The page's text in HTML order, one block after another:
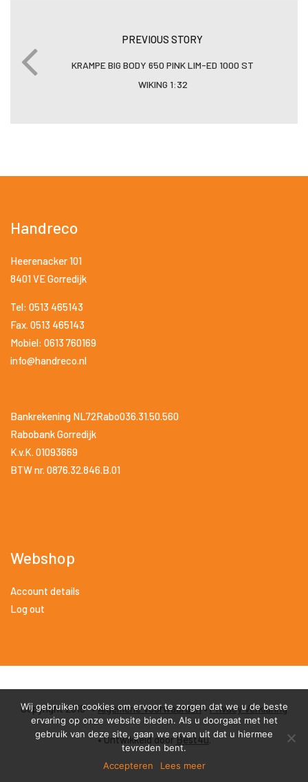
PREVIOUS STORY
KRAMPE BIG BODY 650 PINK LIM-ED 1000 ST
WIKING 1:32
Handreco
Heerenacker 101
8401 VE Gorredijk
Tel: 0513 465143
Fax. 0513 465143
Mobiel: 0613 760169
info@handreco.nl
Bankrekening NL72Rabo036.31.50.560
Rabobank Gorredijk
K.v.K. 01093669
BTW nr. 0876.32.846.B.01
Webshop
Account details
Log out
Copyright 2018 •Algemene Voorwaarden•Privacy Verklaring
• Ontwikkeld doorBest4u.
Wij gebruiken cookies om ervoor te zorgen dat we u de beste
ervaring op onze website bieden. Als u doorgaat met het
gebruik van deze site, gaan we ervan uit dat u hiermee
tevreden bent.
Accepteren
Lees meer